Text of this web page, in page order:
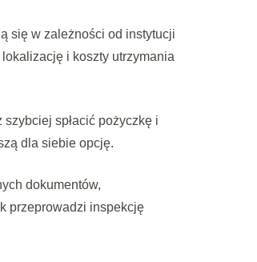
się w zależności od instytucji
i koszty utrzymania
spłacić pożyczkę i
dla siebie opcję.
dokumentów,
przeprowadzi inspekcję